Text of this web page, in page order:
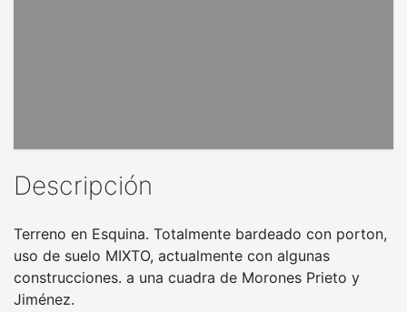
Descripción
Terreno en Esquina. Totalmente bardeado con porton,
uso de suelo MIXTO, actualmente con algunas
construcciones. a una cuadra de Morones Prieto y
Jiménez.